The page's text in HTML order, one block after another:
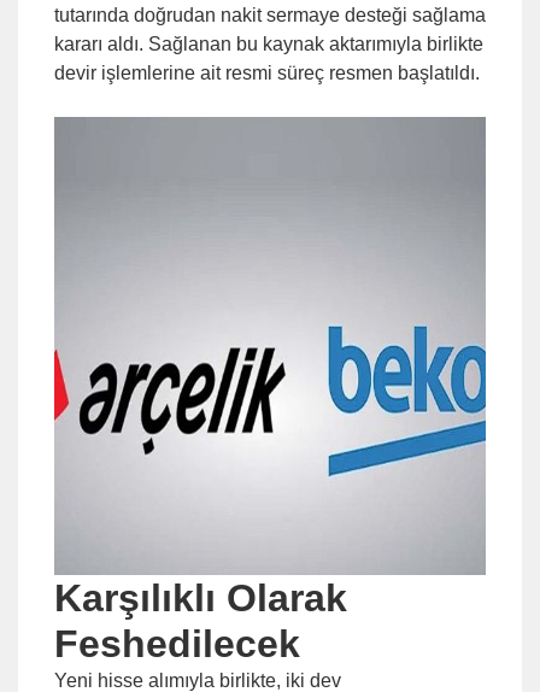
tutarında doğrudan nakit sermaye desteği sağlama
kararı aldı. Sağlanan bu kaynak aktarımıyla birlikte
devir işlemlerine ait resmi süreç resmen başlatıldı.
Karşılıklı Olarak
Feshedilecek
Yeni hisse alımıyla birlikte, iki dev